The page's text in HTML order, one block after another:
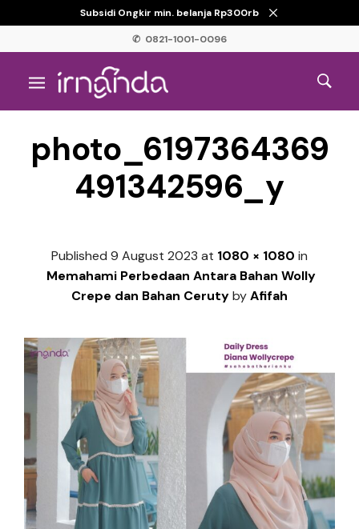
Subsidi Ongkir min. belanja Rp300rb
✆ 0821-1001-0096
photo_6197364369
491342596_y
Published 9 August 2023 at 1080 × 1080 in
Memahami Perbedaan Antara Bahan Wolly
Crepe dan Bahan CerutybyAfifah